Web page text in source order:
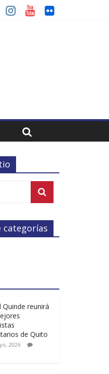
categorías
Quinde reunirá
de Quito
2026